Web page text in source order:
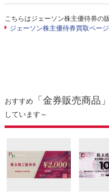
こちらはジェーソン株主優待券の
ジェーソン株主優待券買取ページ
おすすめ 「金券販売商品」
しています～